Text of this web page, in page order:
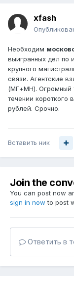
xfash
Необходим
выигранных дел по
крупного
связи. Агентские
(МГ+МН). Огромный
течении
рублей. Срочно.
Вставить ник
Join the
You can post now
sign in now to post
Ответить в